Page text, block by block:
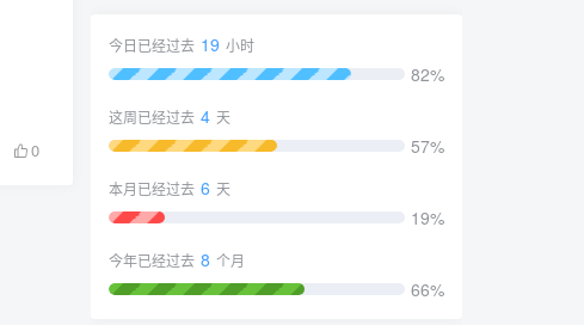
0
今日已经过去 19 小时
82%
这周已经过去 4 天
57%
本月已经过去 6 天
19%
今年已经过去 8 个月
66%